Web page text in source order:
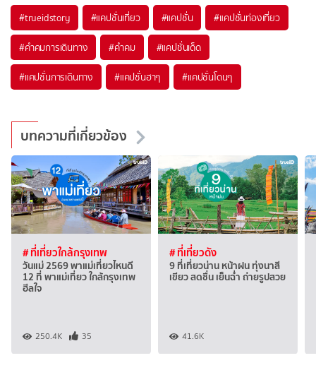
#trueidstory #แคปชั่นเที่ยว #แคปชั่น #แคปชั่นท่องเที่ยว
#คำคมการเดินทาง #คำคม #แคปชั่นเด็ด
#แคปชั่นการเดินทาง #แคปชั่นฮาๆ #แคปชั่นโดนๆ
บทความที่เกี่ยวข้อง
# ที่เที่ยวใกล้กรุงเทพ
วันแม่ 2569 พาแม่เที่ยวไหนดี
12 ที่ พาแม่เที่ยว ใกล้กรุงเทพ
ฮีลใจ
250.4K 35
# ที่เที่ยวดัง
9 ที่เที่ยวน่าน หน้าฝน ทุ่งนาสี
เขียว สดชื่น เย็นฉ่ำ ถ่ายรูปสวย
41.6K